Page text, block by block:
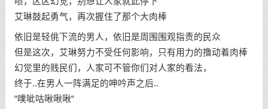
艾琳鼓起勇气，再次握住了那个大肉棒
依旧是轻佻下流的男人，依旧是周围围观指责的民众
但是这次，艾琳努力不受任何影响，只有用力的撸动着肉棒
幻觉里的贱民们，人家可不管你们对人家的看法，
终于..在男人一阵满足的呻吟声之后..
“噗呲咕啾啾啾“